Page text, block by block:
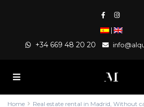
|
+34 669 48 20 20
Home Real estate rental in Madrid, Without